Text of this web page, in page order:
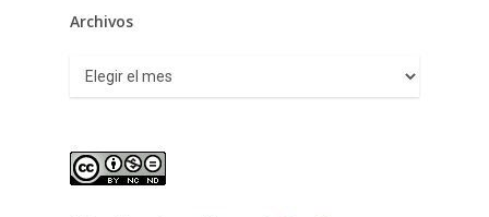
Archivos
Archivos